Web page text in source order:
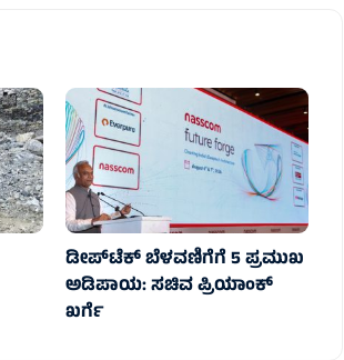
ಡೀಪ್‌ಟೆಕ್ ಬೆಳವಣಿಗೆಗೆ 5 ಪ್ರಮುಖ
ಅಡಿಪಾಯ: ಸಚಿವ ಪ್ರಿಯಾಂಕ್
ಖರ್ಗೆ